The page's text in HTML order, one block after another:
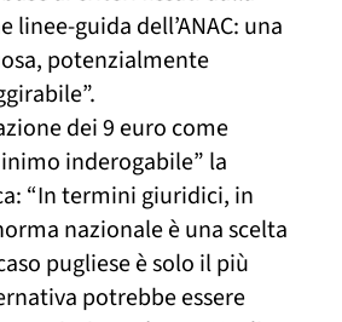
linee-guida dell’ANAC: una
potenzialmente
dei 9 euro come
inderogabile” la
“In termini giuridici, in
nazionale è una scelta
pugliese è solo il più
potrebbe essere